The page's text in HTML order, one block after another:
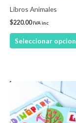
Libros Animales
$220.00IVA inc
Seleccionar